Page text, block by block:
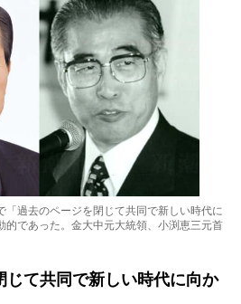
「過去のページを閉じて共同で新しい時代に
的であった。金大中元大統領、小渕恵三元首
じて共同で新しい時代に向か